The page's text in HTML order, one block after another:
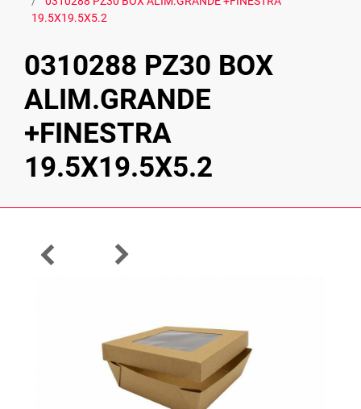
19.5X19.5X5.2
0310288 PZ30 BOX
ALIM.GRANDE
+FINESTRA
19.5X19.5X5.2